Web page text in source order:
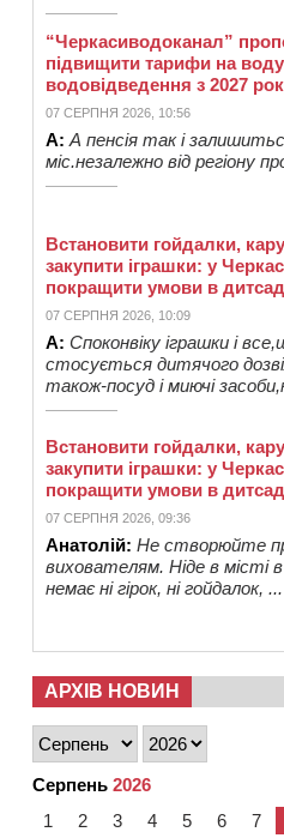
“Черкасиводоканал”
підвищити тарифи на
водовідведення з 2027
07 СЕРПНЯ 2026, 10:56
А: А пенсія так і
міс.незалежно від регіону
Встановити гойдалки,
закупити іграшки: у
покращити умови в
07 СЕРПНЯ 2026, 10:09
А: Споконвіку іграшки і
стосується дитячого
також-посуд і миючі
Встановити гойдалки,
закупити іграшки: у
покращити умови в
07 СЕРПНЯ 2026, 09:36
Анатолій: Не створюйте
вихователям. Ніде в місті
немає ні гірок, ні гойдалок, ...
АРХІВ НОВИН
Серпень 2026
1
2 3 4 5 6 7